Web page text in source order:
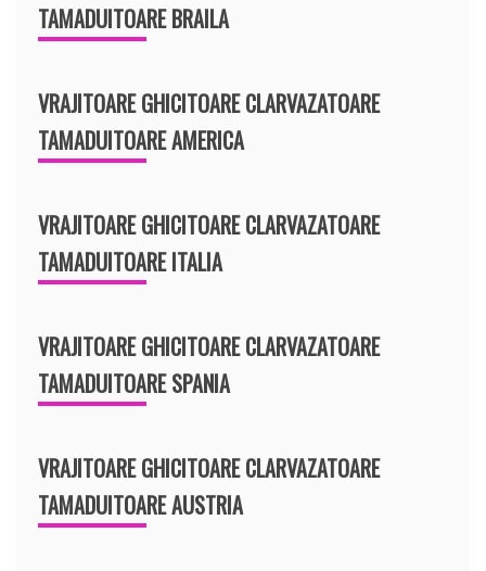
TAMADUITOARE BRAILA
VRAJITOARE GHICITOARE CLARVAZATOARE
TAMADUITOARE AMERICA
VRAJITOARE GHICITOARE CLARVAZATOARE
TAMADUITOARE ITALIA
VRAJITOARE GHICITOARE CLARVAZATOARE
TAMADUITOARE SPANIA
VRAJITOARE GHICITOARE CLARVAZATOARE
TAMADUITOARE AUSTRIA